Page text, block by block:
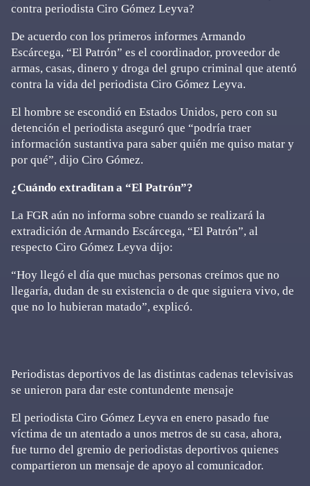
contra periodista Ciro Gómez Leyva?
De acuerdo con los primeros informes Armando
Escárcega, “El Patrón” es el coordinador, proveedor de
armas, casas, dinero y droga del grupo criminal que atentó
contra la vida del periodista Ciro Gómez Leyva.
El hombre se escondió en Estados Unidos, pero con su
detención el periodista aseguró que “podría traer
información sustantiva para saber quién me quiso matar y
por qué”, dijo Ciro Gómez.
¿Cuándo extraditan a “El Patrón”?
La FGR aún no informa sobre cuando se realizará la
extradición de Armando Escárcega, “El Patrón”, al
respecto Ciro Gómez Leyva dijo:
“Hoy llegó el día que muchas personas creímos que no
llegaría, dudan de su existencia o de que siguiera vivo, de
que no lo hubieran matado”, explicó.
Periodistas deportivos de las distintas cadenas televisivas
se unieron para dar este contundente mensaje
El periodista Ciro Gómez Leyva en enero pasado fue
víctima de un atentado a unos metros de su casa, ahora,
fue turno del gremio de periodistas deportivos quienes
compartieron un mensaje de apoyo al comunicador.